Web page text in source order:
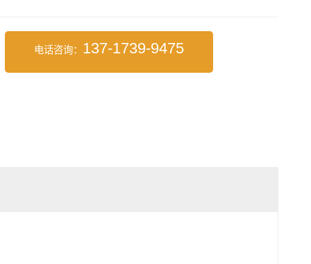
电话咨询： 137-1739-9475